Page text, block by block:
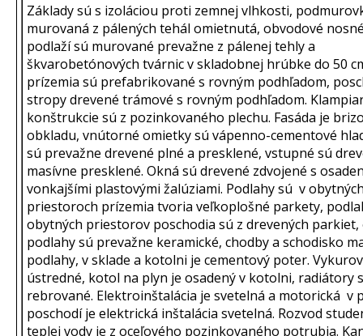
Základy sú s izoláciou proti zemnej vlhkosti,
murovaná z pálených tehál omietnutá, obvodové
podlaží sú murované prevažne z pálenej tehly a
škvarobetónových tvárnic v skladobnej hrúbke do 50
prízemia sú prefabrikované s rovným podhľadom,
stropy drevené trámové s rovným podhľadom.
konštrukcie sú z pozinkovaného plechu. Fasáda je
obkladu, vnútorné omietky sú vápenno-cementové
sú prevažne drevené plné a presklené, vstupné sú
masívne presklené. Okná sú drevené zdvojené s
vonkajšími plastovými žalúziami. Podlahy sú v
priestoroch prízemia tvoria veľkoplošné parkety,
obytných priestorov poschodia sú z drevených
podlahy sú prevažne keramické, chodby a schodisko
podlahy, v sklade a kotolni je cementový poter.
ústredné, kotol na plyn je osadený v kotolni, radiátory
rebrované. Elektroinštalácia je svetelná a motorická v
poschodí je elektrická inštalácia svetelná. Rozvod
teplej vody je z oceľového pozinkovaného potrubia.